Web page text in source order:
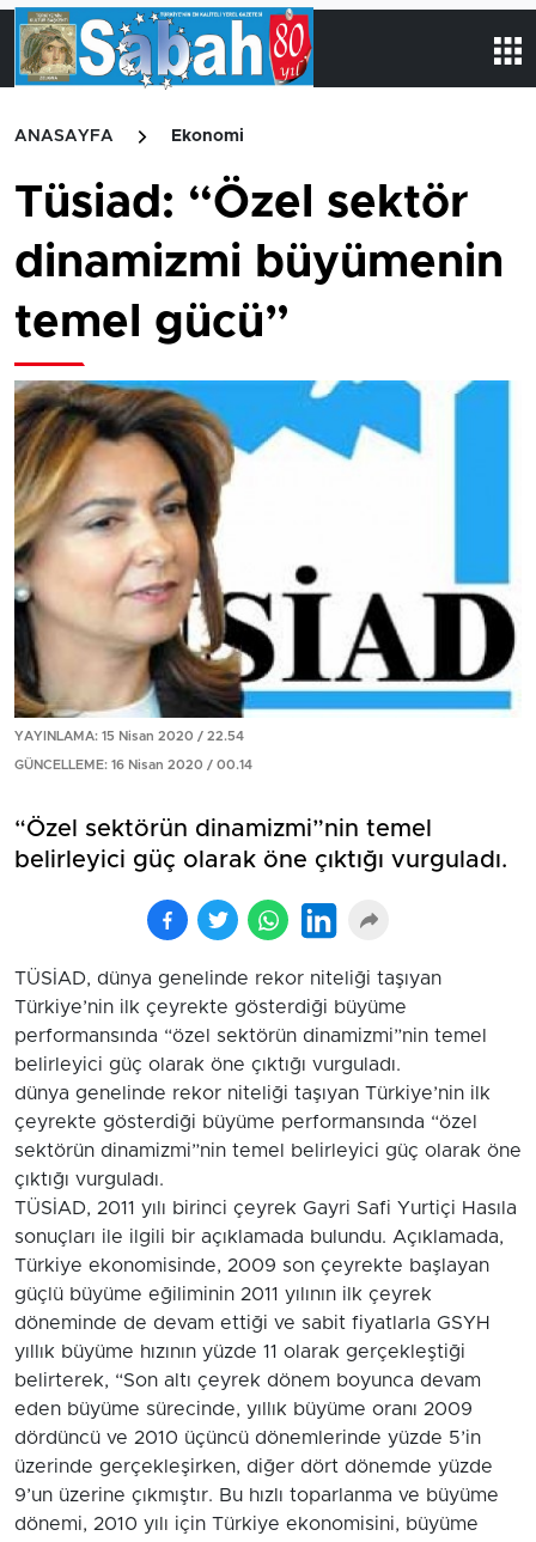
ANASAYFA Ekonomi
Tüsiad: “Özel sektör
dinamizmi büyümenin
temel gücü”
YAYINLAMA: 15 Nisan 2020 / 22.54
GÜNCELLEME: 16 Nisan 2020 / 00.14
“Özel sektörün dinamizmi”nin temel
belirleyici güç olarak öne çıktığı vurguladı.
TÜSİAD, dünya genelinde rekor niteliği taşıyan
Türkiye’nin ilk çeyrekte gösterdiği büyüme
performansında “özel sektörün dinamizmi”nin temel
belirleyici güç olarak öne çıktığı vurguladı.
dünya genelinde rekor niteliği taşıyan Türkiye’nin ilk
çeyrekte gösterdiği büyüme performansında “özel
sektörün dinamizmi”nin temel belirleyici güç olarak öne
çıktığı vurguladı.
TÜSİAD, 2011 yılı birinci çeyrek Gayri Safi Yurtiçi Hasıla
sonuçları ile ilgili bir açıklamada bulundu. Açıklamada,
Türkiye ekonomisinde, 2009 son çeyrekte başlayan
güçlü büyüme eğiliminin 2011 yılının ilk çeyrek
döneminde de devam ettiği ve sabit fiyatlarla GSYH
yıllık büyüme hızının yüzde 11 olarak gerçekleştiği
belirterek, “Son altı çeyrek dönem boyunca devam
eden büyüme sürecinde, yıllık büyüme oranı 2009
dördüncü ve 2010 üçüncü dönemlerinde yüzde 5’in
üzerinde gerçekleşirken, diğer dört dönemde yüzde
9’un üzerine çıkmıştır. Bu hızlı toparlanma ve büyüme
dönemi, 2010 yılı için Türkiye ekonomisini, büyüme